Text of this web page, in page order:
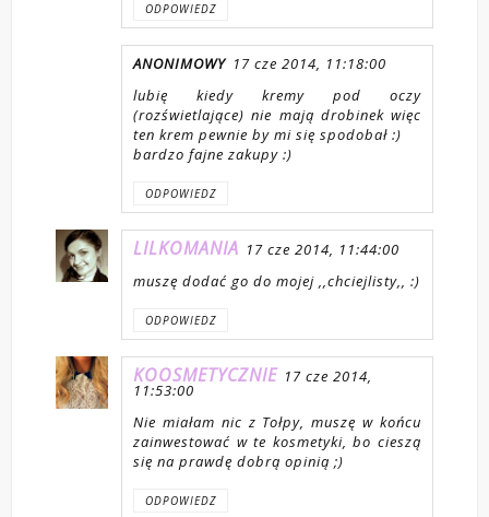
ODPOWIEDZ
ANONIMOWY 17 cze 2014, 11:18:00
lubię kiedy kremy pod oczy
(rozświetlające) nie mają drobinek więc
ten krem pewnie by mi się spodobał :)
bardzo fajne zakupy :)
ODPOWIEDZ
LILKOMANIA 17 cze 2014, 11:44:00
muszę dodać go do mojej ,,chciejlisty,, :)
ODPOWIEDZ
KOOSMETYCZNIE 17 cze 2014,
11:53:00
Nie miałam nic z Tołpy, muszę w końcu
zainwestować w te kosmetyki, bo cieszą
się na prawdę dobrą opinią ;)
ODPOWIEDZ